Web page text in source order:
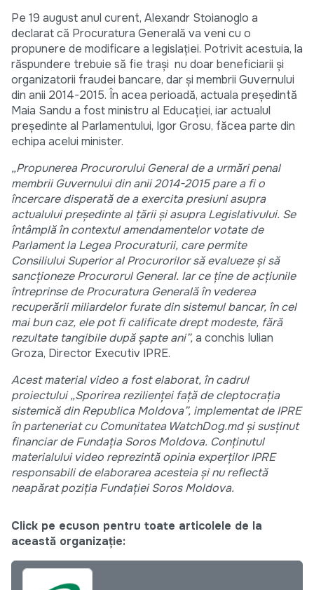
Pe 19 august anul curent, Alexandr Stoianoglo a
declarat că Procuratura Generală va veni cu o
propunere de modificare a legislației. Potrivit acestuia, la
răspundere trebuie să fie trași nu doar beneficiarii și
organizatorii fraudei bancare, dar și membrii Guvernului
din anii 2014-2015. În acea perioadă, actuala președintă
Maia Sandu a fost ministru al Educației, iar actualul
președinte al Parlamentului, Igor Grosu, făcea parte din
echipa acelui minister.
„PropunereaProcuroruluiGeneral de a urmări penal
membrii Guvernului din anii 2014-2015 pare a fi o
încercare disperată de a exercita presiuni asupra
actualului președinte al țării și asupra Legislativului. Se
întâmplă în contextul amendamentelor votate de
Parlament la Legea Procuraturii, care permite
ConsiliuluiSuperior al Procurorilor să evalueze și să
sancționeze Procurorul General. Iar ce ține de acțiunile
întreprinse de Procuratura Generală în vederea
recuperării miliardelor furate din sistemul bancar, în cel
mai bun caz, ele potfi calificate drept modeste, fără
rezultate tangibile dupășapte ani”,a conchis Iulian
Groza, Director Executiv IPRE.
Acest material video a fost elaborat, în cadrul
proiectului „Sporirea rezilienței față de cleptocrația
sistemică din Republica Moldova”, implementat de IPRE
în parteneriat cu Comunitatea WatchDog.md și susținut
financiar de Fundația Soros Moldova. Conținutul
materialului video reprezintă opinia experților IPRE
responsabili de elaborarea acesteia și nu reflectă
neapărat poziția Fundației Soros Moldova.
Click pe ecuson pentru toate articolele de la
această organizație: